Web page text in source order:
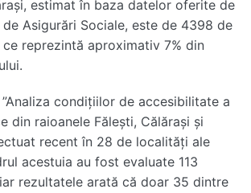
estimat în baza datelor oferite de
de Asigurări Sociale, este de 4398 de
ce reprezintă aproximativ 7% din
condițiilor de accesibilitate a
din raioanele Fălești, Călărași și
recent în 28 de localități ale
acestuia au fost evaluate 113
rezultatele arată că doar 35 dintre